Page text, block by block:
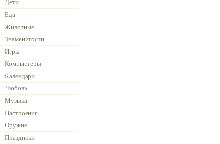
Дети
Еда
Животные
Знаменитости
Игры
Компьютеры
Календари
Любовь
Музыка
Настроения
Оружие
Праздники